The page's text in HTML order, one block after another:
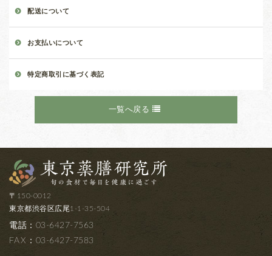
配送について
お支払いについて
特定商取引に基づく表記
一覧へ戻る
〒150-0012
東京都渋谷区広尾1-1-35-504
電話：03-6427-7563
FAX ：03-6427-7583